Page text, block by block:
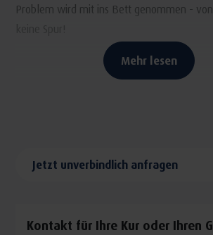
Problem wird mit ins Bett genommen -
Mit dem gemeinsam abgestimmten
Mehr lesen
Jetzt unverbindlich anfragen
Kontakt für Ihre Kur oder Ihren